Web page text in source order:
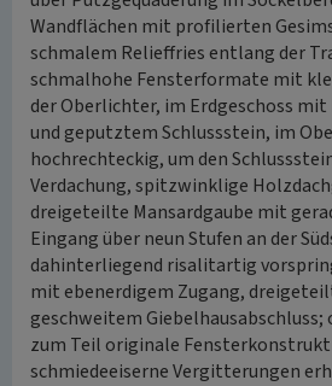
Wandflächen mit profilierten
schmalem Relieffries entlang der
schmalhohe Fensterformate mit
der Oberlichter, im Erdgeschoss
und geputztem Schlussstein, im
hochrechteckig, um den
Verdachung, spitzwinklige
dreigeteilte Mansardgaube mit
Eingang über neun Stufen an der
dahinterliegend risalitartig
mit ebenerdigem Zugang,
geschweitem
zum Teil originale
schmiedeeiserne Vergitterungen